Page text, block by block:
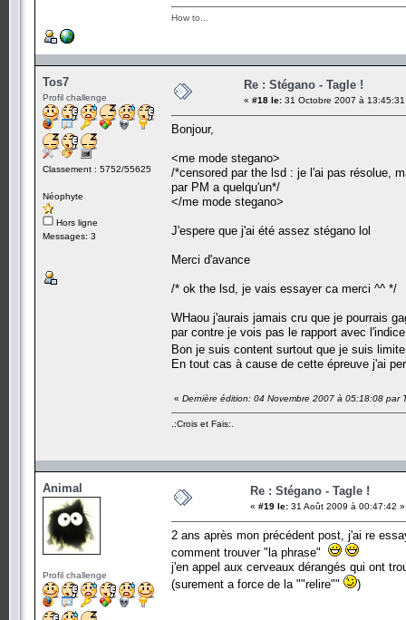
How to...
Tos7
Profil challenge
Classement : 5752/55625
Néophyte
Hors ligne
Messages: 3
Re : Stégano - Tagle !
« #18 le: 31 Octobre 2007 à
Bonjour,
<me mode stegano>
/*censored par the lsd : je l'ai pas résolue,
par PM a quelqu'un*/
</me mode stegano>
J'espere que j'ai été assez stégano lol
Merci d'avance
/* ok the lsd, je vais essayer ca merci ^^ */
WHaou j'aurais jamais cru que je pourrais
par contre je vois pas le rapport avec
Bon je suis content surtout que je suis
En tout cas à cause de cette épreuve j'ai
« Dernière édition: 04 Novembre 2007 à 05:18:08 par
.:Crois et Fais:.
Animal
Profil challenge
Re : Stégano - Tagle !
« #19 le: 31 Août 2009 à 00:47:42 »
2 ans après mon précédent post, j'ai re
comment trouver "la phrase"
j'en appel aux cerveaux dérangés qui ont
(surement a force de la ""relire""
)